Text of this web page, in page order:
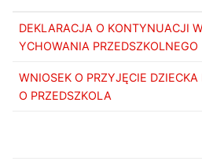
DEKLARACJA O KONTYNUACJI
YCHOWANIA PRZEDSZKOLNEGO
WNIOSEK O PRZYJĘCIE DZIECKA
O PRZEDSZKOLA